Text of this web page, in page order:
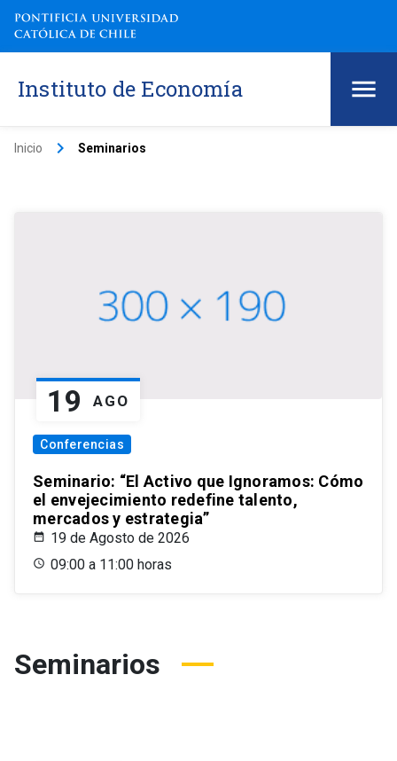
Instituto de Economía
Inicio keyboard_arrow_right Seminarios
19 AGO
Conferencias
Seminario: “El Activo que Ignoramos: Cómo
el envejecimiento redefine talento,
mercados y estrategia”
19 de Agosto de 2026
09:00 a 11:00 horas
Seminarios